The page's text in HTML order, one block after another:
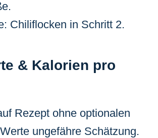
Chiliflocken in Schritt 2.
& Kalorien pro
Rezept ohne optionalen
ungefähre Schätzung.